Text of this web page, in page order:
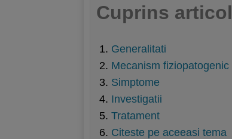
Cuprins articol
Generalitati
Mecanism fiziopatogenic
Simptome
Investigatii
Tratament
Citeste pe aceeasi tema